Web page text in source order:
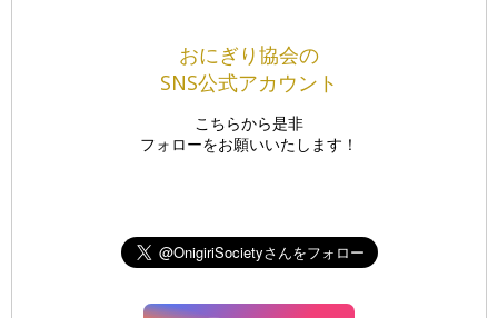
おにぎり協会の
SNS公式アカウント
こちらから是非
フォローをお願いいたします！